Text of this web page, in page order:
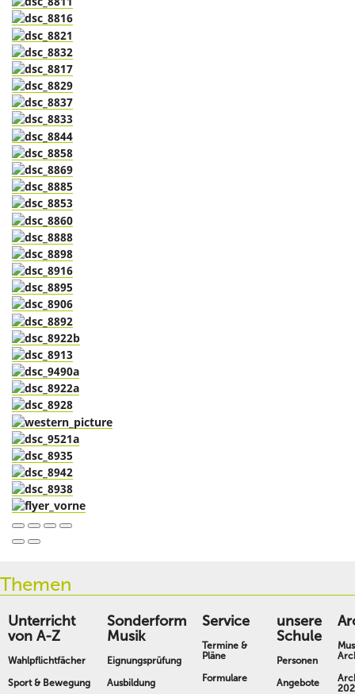
Themen
Unterricht
von A-Z
Wahlpflichtfächer
Sport & Bewegung
Sonderform
Musik
Eignungsprüfung
Ausbildung
Service
Termine &
Pläne
Formulare
unsere
Schule
Personen
Angebote